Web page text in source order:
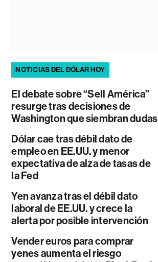
NOTICIAS DEL DÓLAR HOY
El debate sobre “Sell América”
resurge tras decisiones de
Washington que siembran dudas
Dólar cae tras débil dato de
empleo en EE.UU. y menor
expectativa de alza de tasas de
la Fed
Yen avanza tras el débil dato
laboral de EE.UU. y crece la
alerta por posible intervención
Vender euros para comprar
yenes aumenta el riesgo